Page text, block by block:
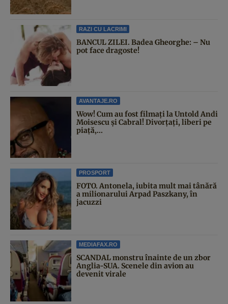
RAZI CU LACRIMI
BANCUL ZILEI. Badea Gheorghe: – Nu
pot face dragoste!
AVANTAJE.RO
Wow! Cum au fost filmați la Untold Andi
Moisescu și Cabral! Divorțați, liberi pe
piață,...
PROSPORT
FOTO. Antonela, iubita mult mai tânără
a milionarului Arpad Paszkany, în
jacuzzi
MEDIAFAX.RO
SCANDAL monstru înainte de un zbor
Anglia-SUA. Scenele din avion au
devenit virale